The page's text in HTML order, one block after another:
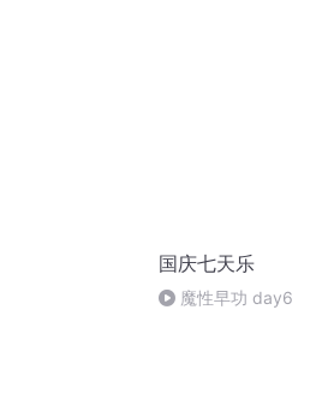
国庆七天乐
魔性早功 day6